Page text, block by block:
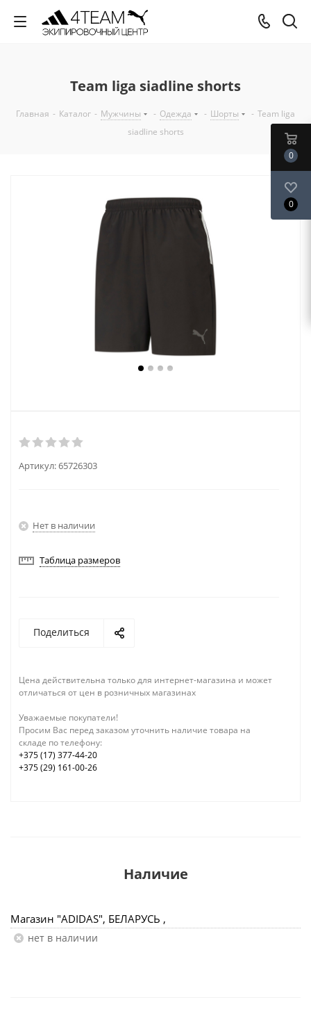
Team liga siadline shorts
Главная - Каталог - Мужчины - Одежда - Шорты - Team liga
siadline shorts
Артикул:65726303
Нет в наличии
Таблица размеров
Поделиться
Цена действительна только для интернет-магазина и может
отличаться от цен в розничных магазинах
Уважаемые покупатели!
Просим Вас перед заказом уточнить наличие товара на
складе по телефону:
+375 (17) 377-44-20
+375 (29) 161-00-26
Наличие
Магазин "ADIDAS", БЕЛАРУСЬ ,
Нет в наличии
0
0